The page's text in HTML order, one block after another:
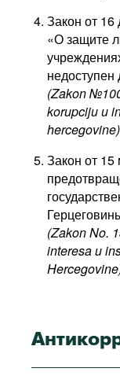
Закон от
«О защите
(Zakon
korupciju u
hercegovine)
Закон от
(Zakon No.
interesa u